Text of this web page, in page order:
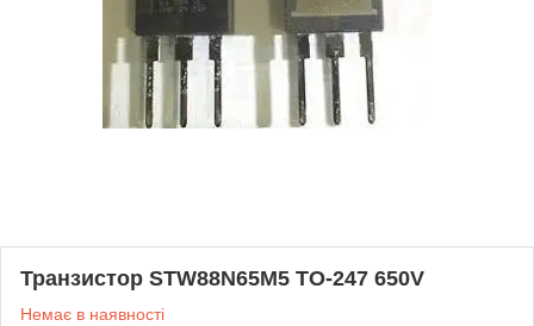
Транзистор STW88N65M5 TO-247 650V
Немає в наявності